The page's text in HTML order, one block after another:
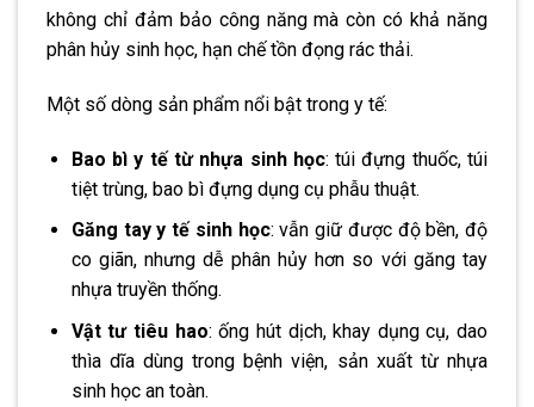
không chỉ đảm bảo công năng mà còn có khả năng
phân hủy sinh học, hạn chế tồn đọng rác thải.
Một số dòng sản phẩm nổi bật trong y tế:
Bao bì y tế từ nhựa sinh học: túi đựng thuốc, túi
tiệt trùng, bao bì đựng dụng cụ phẫu thuật.
Găng tay y tế sinh học: vẫn giữ được độ bền, độ
co giãn, nhưng dễ phân hủy hơn so với găng tay
nhựa truyền thống.
Vật tư tiêu hao: ống hút dịch, khay dụng cụ, dao
thìa dĩa dùng trong bệnh viện, sản xuất từ nhựa
sinh học an toàn.